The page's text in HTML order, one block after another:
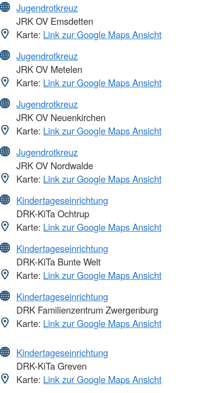
Jugendrotkreuz
JRK OV Emsdetten
Karte: Link zur Google Maps Ansicht
Jugendrotkreuz
JRK OV Metelen
Karte: Link zur Google Maps Ansicht
Jugendrotkreuz
JRK OV Neuenkirchen
Karte: Link zur Google Maps Ansicht
Jugendrotkreuz
JRK OV Nordwalde
Karte: Link zur Google Maps Ansicht
Kindertageseinrichtung
DRK-KiTa Ochtrup
Karte: Link zur Google Maps Ansicht
Kindertageseinrichtung
DRK-KiTa Bunte Welt
Karte: Link zur Google Maps Ansicht
Kindertageseinrichtung
DRK Familienzentrum Zwergenburg
Karte: Link zur Google Maps Ansicht
Kindertageseinrichtung
DRK-KiTa Greven
Karte: Link zur Google Maps Ansicht